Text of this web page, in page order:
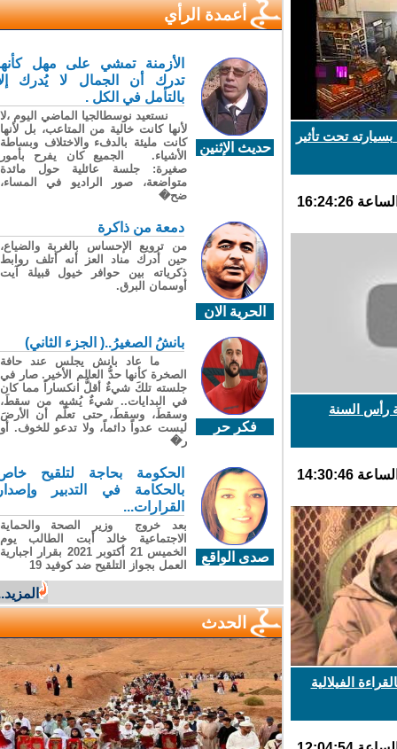
تحت تأثير
رأس السنة
الفيلالية
أعمدة الرأي
حديث الإثنين
الأزمنة تمشي على مهل كأنها
تدرك أن الجمال لا يُدرك إلا
بالتأمل في الكل .
نستعيد نوسطالجيا الماضي اليوم ،لا
لأنها كانت خالية من المتاعب، بل لأنها
كانت مليئة بالدفء والاختلاف وبساطة
الأشياء. الجميع كان يفرح بأمور
صغيرة: جلسة عائلية حول مائدة
متواضعة، صور الراديو في المساء،
ضح�
الحرية الان
دمعة من ذاكرة
من ترويع الإحساس بالغربة والضياع،
حين أدرك مناد العز أنه أتلف روابط
ذكرياته بين حوافر خيول قبيلة آيت
أوسمان البرق.
فكر حر
بانشُ الصغيرُ..( الجزء الثاني)
ما عاد بانش يجلس عند حافة
الصخرة كأنها حدُّ العالم الأخير. صار في
جلسته تلكَ شيءٌ أقلُّ انكساراً مما كان
في البدايات.. شيءٌ يُشبِه من سقطَ،
وسقطَ، وسقطَ، حتى تعلّم أن الأرضَ
ليست عدواً دائماً، ولا تدعو للخوف. أو
ر�
صدى الواقع
الحكومة بحاجة لتلقيح خاص
بالحكامة في التدبير وإصدار
القرارات...
بعد خروج وزير الصحة والحماية
الاجتماعية خالد أبت الطالب يوم
الخميس 21 أكتوبر 2021 بقرار اجبارية
العمل بجواز التلقيح ضد كوفيد 19
المزيد...
الحدث